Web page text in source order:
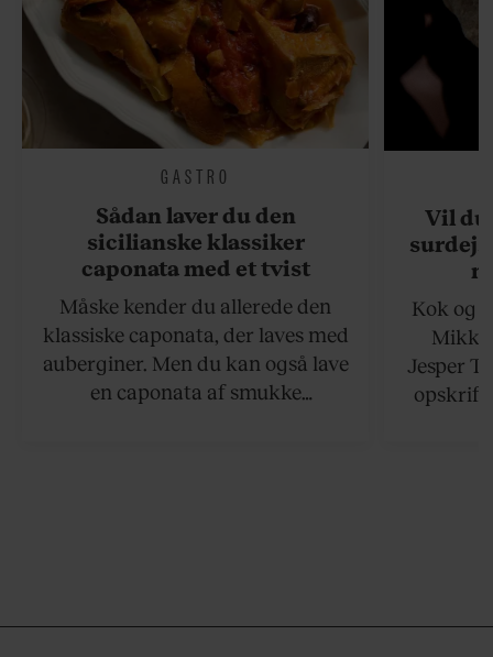
GASTRO
Sådan laver du den
sicilianske klassiker
caponata med et tvist
Måske kender du allerede den
klassiske caponata, der laves med
auberginer. Men du kan også lave
en caponata af smukke
Vil du
Kok og
Jesper
opskrift